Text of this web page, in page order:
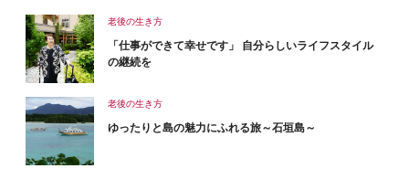
老後の生き方
「仕事ができて幸せです」 自分らしいライフスタイル
の継続を
老後の生き方
ゆったりと島の魅力にふれる旅～石垣島～